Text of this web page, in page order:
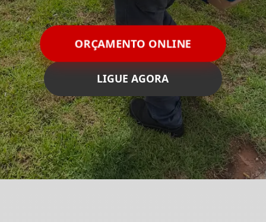
ORÇAMENTO ONLINE
LIGUE AGORA